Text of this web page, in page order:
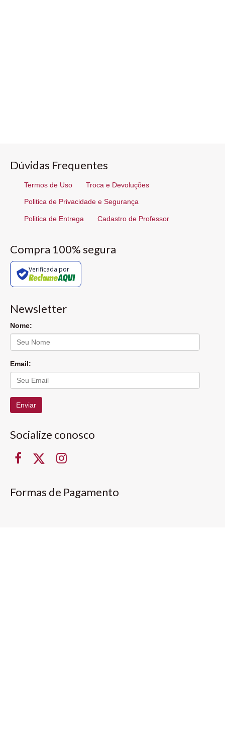
Dúvidas Frequentes
Termos de Uso Troca e Devoluções
Politica de Privacidade e Segurança
Politica de Entrega Cadastro de Professor
Compra 100% segura
Verificada por
Newsletter
Nome:
Email:
Enviar
Socialize conosco
Formas de Pagamento